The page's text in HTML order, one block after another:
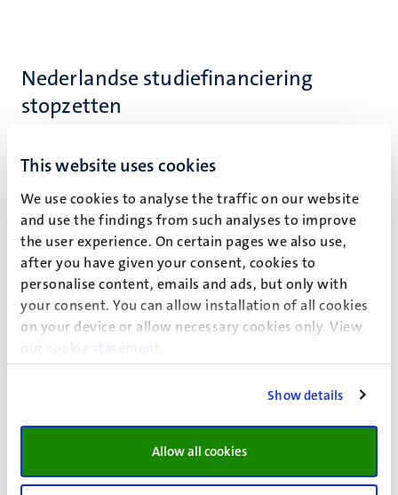
This website uses cookies
We use cookies to analyse the traffic on our website
and use the findings from such analyses to improve
the user experience. On certain pages we also use,
after you have given your consent, cookies to
personalise content, emails and ads, but only with
your consent. You can allow installation of all cookies
on your device or allow necessary cookies only. View
our
cookie statement
Show details
Allow all cookies
Nederlandse studiefinanciering
stopzetten
(bijvoorbeeld studentenreispas, studiefinanciering), dan
Uitvoering Onderwijs).
Uitstellen van je afstuderen
In uitzonderlijke gevallen kun je een 'verzoek tot uitstel
eindopdracht inlevert of je laatste tentamen afrondt.
Neem contact op met de examencommissie van je
opleiding voor meer informatie.